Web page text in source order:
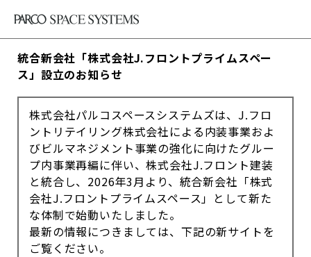
統合新会社「株式会社J.フロントプライムスペー
ス」設立のお知らせ
株式会社パルコスペースシステムズは、J.フロ
ントリテイリング株式会社による内装事業およ
びビルマネジメント事業の強化に向けたグルー
プ内事業再編に伴い、株式会社J.フロント建装
と統合し、2026年3月より、統合新会社「株式
会社J.フロントプライムスペース」として新た
な体制で始動いたしました。
最新の情報につきましては、下記の新サイトを
ご覧ください。